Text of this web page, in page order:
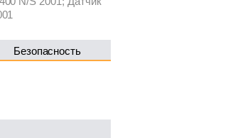
Безопасность